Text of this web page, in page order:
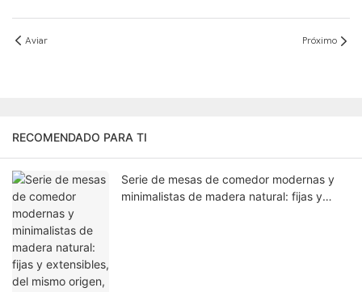
Aviar Próximo
RECOMENDADO PARA TI
Serie de mesas de comedor modernas y
minimalistas de madera natural: fijas y